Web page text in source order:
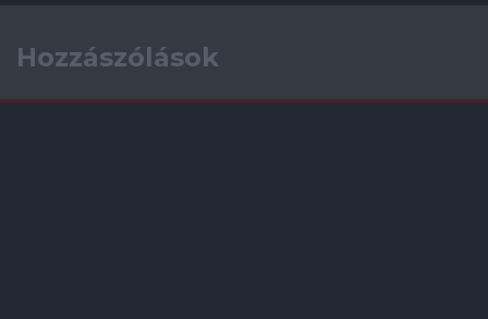
Hozzászólások